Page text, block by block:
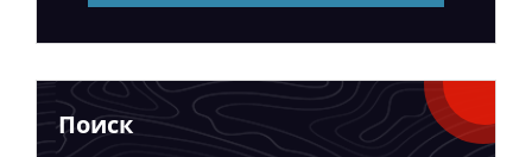
Поиск